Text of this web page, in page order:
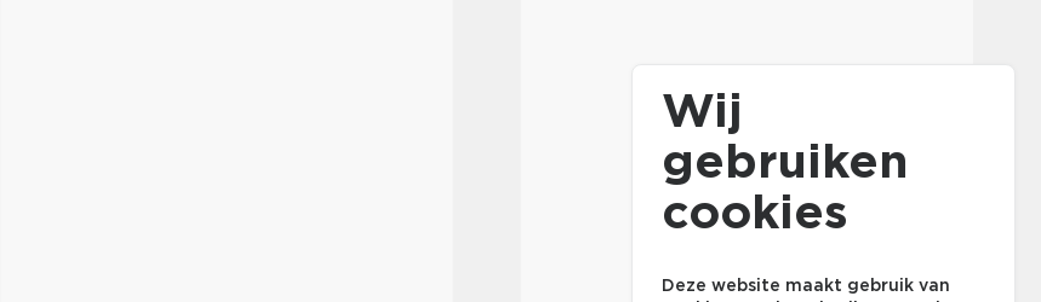
Wij
gebruiken
cookies
Deze website maakt gebruik van